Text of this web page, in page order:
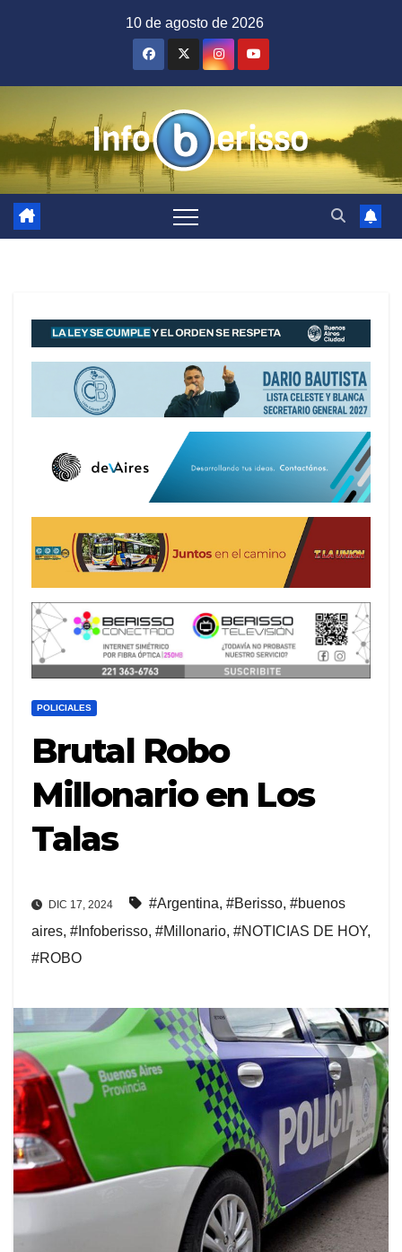
10 de agosto de 2026
POLICIALES
Brutal Robo
Millonario en Los
Talas
DIC 17, 2024 #Argentina, #Berisso, #buenos
aires, #Infoberisso, #Millonario, #NOTICIAS DE HOY,
#ROBO